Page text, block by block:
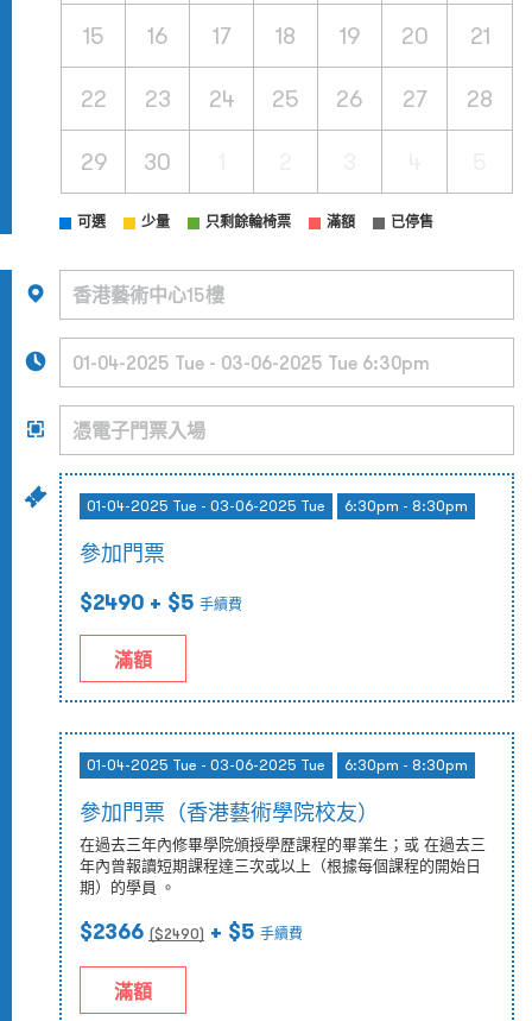
15 16 17 18 19 20 21
22 23 24 25 26 27 28
29 30
可選 少量 只剩餘輪椅票 滿額 已停售
01-04-2025 Tue - 03-06-2025 Tue 6:30pm - 8:30pm
參加門票
$2490 + $5 手續費
滿額
01-04-2025 Tue - 03-06-2025 Tue 6:30pm - 8:30pm
參加門票（香港藝術學院校友）
在過去三年內修畢學院頒授學歷課程的畢業生；或 在過去三
年內曾報讀短期課程達三次或以上（根據每個課程的開始日
期）的學員 。
$2366 ($2490) + $5 手續費
滿額